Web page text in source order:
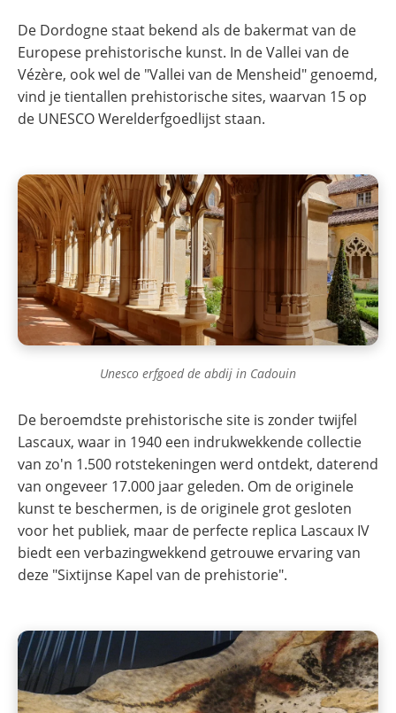
De Dordogne staat bekend als de bakermat van de
Europese prehistorische kunst. In de Vallei van de
Vézère, ook wel de "Vallei van de Mensheid" genoemd,
vind je tientallen prehistorische sites, waarvan 15 op
de UNESCO Werelderfgoedlijst staan.
Unesco erfgoed de abdij in Cadouin
De beroemdste prehistorische site is zonder twijfel
Lascaux, waar in 1940 een indrukwekkende collectie
van zo'n 1.500 rotstekeningen werd ontdekt, daterend
van ongeveer 17.000 jaar geleden. Om de originele
kunst te beschermen, is de originele grot gesloten
voor het publiek, maar de perfecte replica Lascaux IV
biedt een verbazingwekkend getrouwe ervaring van
deze "Sixtijnse Kapel van de prehistorie".